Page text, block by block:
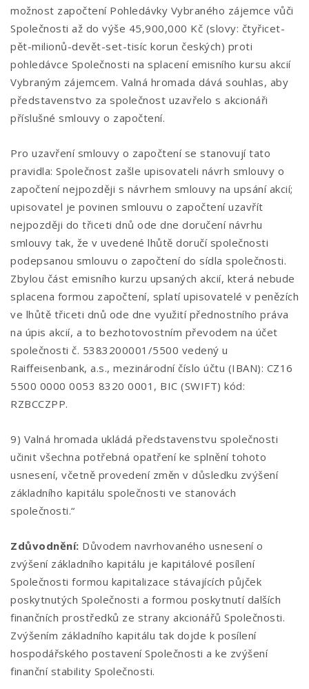
možnost započtení Pohledávky Vybraného zájemce vůči
Společnosti až do výše 45,900,000 Kč (slovy: čtyřicet-
pět-milionů-devět-set-tisíc korun českých) proti
pohledávce Společnosti na splacení emisního kursu akcií
Vybraným zájemcem. Valná hromada dává souhlas, aby
představenstvo za společnost uzavřelo s akcionáři
příslušné smlouvy o započtení.
Pro uzavření smlouvy o započtení se stanovují tato
pravidla: Společnost zašle upisovateli návrh smlouvy o
započtení nejpozději s návrhem smlouvy na upsání akcií;
upisovatel je povinen smlouvu o započtení uzavřít
nejpozději do třiceti dnů ode dne doručení návrhu
smlouvy tak, že v uvedené lhůtě doručí společnosti
podepsanou smlouvu o započtení do sídla společnosti.
Zbylou část emisního kurzu upsaných akcií, která nebude
splacena formou započtení, splatí upisovatelé v penězích
ve lhůtě třiceti dnů ode dne využití přednostního práva
na úpis akcií, a to bezhotovostním převodem na účet
společnosti č. 5383200001/5500 vedený u
Raiffeisenbank, a.s., mezinárodní číslo účtu (IBAN): CZ16
5500 0000 0053 8320 0001, BIC (SWIFT) kód:
RZBCCZPP.
9) Valná hromada ukládá představenstvu společnosti
učinit všechna potřebná opatření ke splnění tohoto
usnesení, včetně provedení změn v důsledku zvýšení
základního kapitálu společnosti ve stanovách
společnosti.“
Zdůvodnění: Důvodem navrhovaného usnesení o
zvýšení základního kapitálu je kapitálové posílení
Společnosti formou kapitalizace stávajících půjček
poskytnutých Společnosti a formou poskytnutí dalších
finančních prostředků ze strany akcionářů Společnosti.
Zvýšením základního kapitálu tak dojde k posílení
hospodářského postavení Společnosti a ke zvýšení
finanční stability Společnosti.